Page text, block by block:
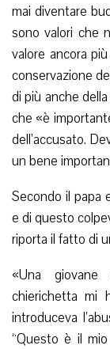
mai diventare
sono valori che
valore ancora
conservazione
di più anche
che «è
dell’accusato.
un bene
Secondo il papa
e di questo
riporta il fatto di
«Una giovane
chierichetta mi
introduceva
“Questo è il